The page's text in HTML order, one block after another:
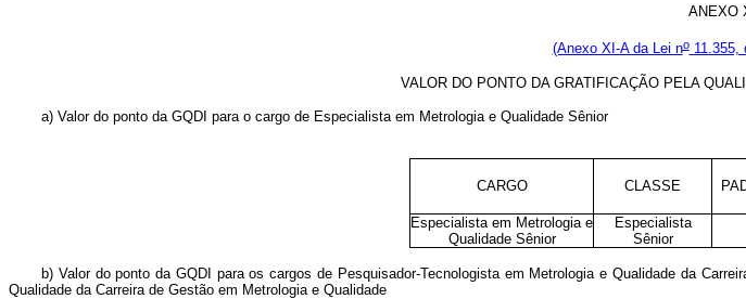
ANEXO
(Anexo XI-A da Lei no11.355,
VALOR DO PONTO DA GRATIFICAÇÃO PELA
a) Valor do ponto da GQDI para o cargo de Especialista em Metrologia e Qualidade Sênior
CARGO CLASSE
Especialista em Metrologia e
Qualidade Sênior
Especialista
Sênior
b) Valor do ponto da GQDI para os cargos de Pesquisador-Tecnologista em Metrologia e Qualidade da
Qualidade da Carreira de Gestão em Metrologia e Qualidade